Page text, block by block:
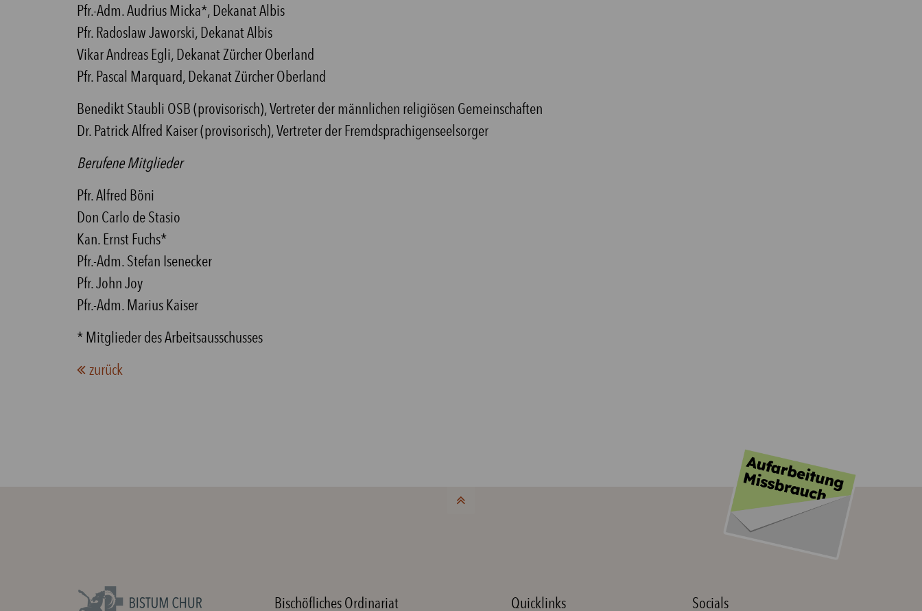
Pfr.-Adm. Audrius Micka*, Dekanat Albis
Pfr. Radoslaw Jaworski, Dekanat Albis
Vikar Andreas Egli, Dekanat Zürcher Oberland
Pfr. Pascal Marquard, Dekanat Zürcher Oberland
Benedikt Staubli OSB (provisorisch), Vertreter der männlichen religiösen Gemeinschaften
Dr. Patrick Alfred Kaiser (provisorisch), Vertreter der Fremdsprachigenseelsorger
Berufene Mitglieder
Pfr. Alfred Böni
Don Carlo de Stasio
Kan. Ernst Fuchs*
Pfr.-Adm. Stefan Isenecker
Pfr. John Joy
Pfr.-Adm. Marius Kaiser
* Mitglieder des Arbeitsausschusses
zurück
Bischöfliches Ordinariat Quicklinks Socials